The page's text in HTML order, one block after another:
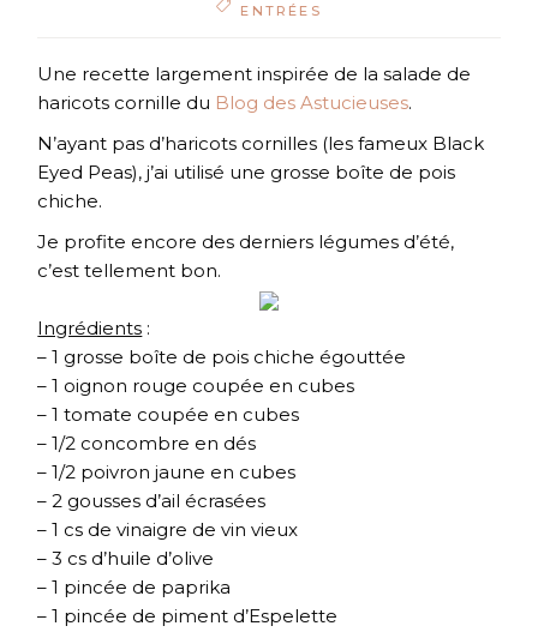
ENTRÉES
Une recette largement inspirée de la salade de
haricots cornille du Blog des Astucieuses.
N’ayant pas d’haricots cornilles (les fameux Black
Eyed Peas), j’ai utilisé une grosse boîte de pois
chiche.
Je profite encore des derniers légumes d’été,
c’est tellement bon.
Ingrédients :
– 1 grosse boîte de pois chiche égouttée
– 1 oignon rouge coupée en cubes
– 1 tomate coupée en cubes
– 1/2 concombre en dés
– 1/2 poivron jaune en cubes
– 2 gousses d’ail écrasées
– 1 cs de vinaigre de vin vieux
– 3 cs d’huile d’olive
– 1 pincée de paprika
– 1 pincée de piment d’Espelette